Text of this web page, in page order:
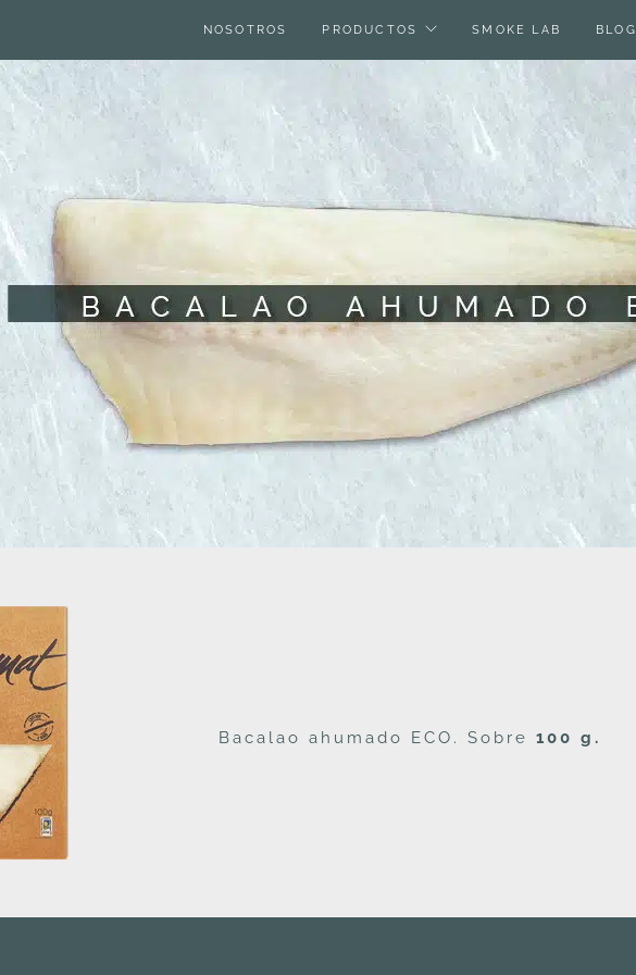
NOSOTROS PRODUCTOS SMOKE LAB BLOG
Bacalao ahumado ECO. Sobre 100 g.